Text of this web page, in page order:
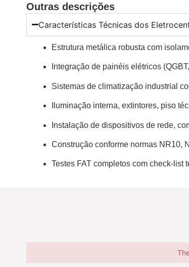
Outras descrições
Características Técnicas dos
Estrutura metálica robusta com
Integração de painéis elétricos
Sistemas de climatização industrial
Iluminação interna, extintores, piso
Instalação de dispositivos de rede,
Construção conforme normas NR10,
Testes FAT completos com check-list